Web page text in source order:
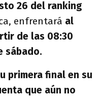
26 del ranking
enfrentará al
de las 08:30
sábado.
primera final en su
que aún no